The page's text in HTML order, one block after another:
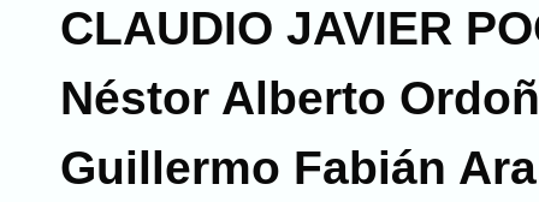
CLAUDIO JAVIER
Néstor Alberto
Guillermo Fabián